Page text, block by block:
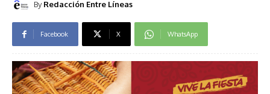
By Redacción Entre Líneas
Facebook X WhatsApp